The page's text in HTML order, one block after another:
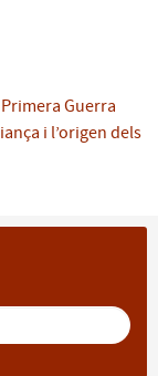
Guerra
i l’origen dels